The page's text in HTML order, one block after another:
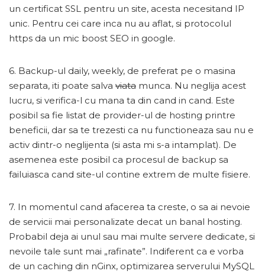
un certificat SSL pentru un site, acesta necesitand IP
unic. Pentru cei care inca nu au aflat, si protocolul
https da un mic boost SEO in google.
6. Backup-ul daily, weekly, de preferat pe o masina
separata, iti poate salva viata munca. Nu neglija acest
lucru, si verifica-l cu mana ta din cand in cand. Este
posibil sa fie listat de provider-ul de hosting printre
beneficii, dar sa te trezesti ca nu functioneaza sau nu e
activ dintr-o neglijenta (si asta mi s-a intamplat). De
asemenea este posibil ca procesul de backup sa
failuiasca cand site-ul contine extrem de multe fisiere.
7. In momentul cand afacerea ta creste, o sa ai nevoie
de servicii mai personalizate decat un banal hosting.
Probabil deja ai unul sau mai multe servere dedicate, si
nevoile tale sunt mai „rafinate”. Indiferent ca e vorba
de un caching din nGinx, optimizarea serverului MySQL